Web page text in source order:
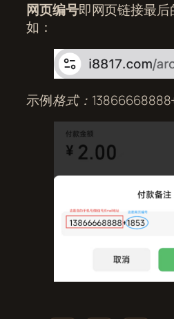
网页编号即网页链接最
如：
示例格式：